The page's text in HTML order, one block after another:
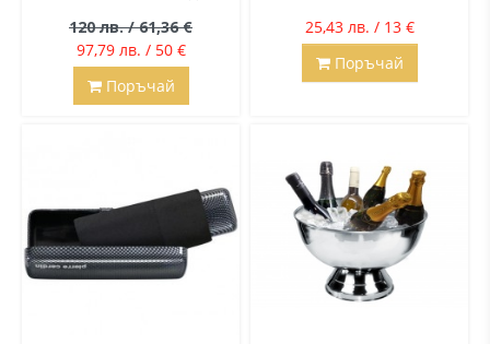
120 лв. / 61,36 €
97,79 лв. / 50 €
Поръчай
25,43 лв. / 13 €
Поръчай